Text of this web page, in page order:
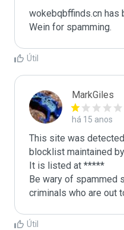
wokebqbffinds.cn has
Wein for spamming.
Útil
MarkGiles
há 15 anos
This site was
blocklist maintained
It is listed at *****
Be wary of spammed
criminals who are out
Útil